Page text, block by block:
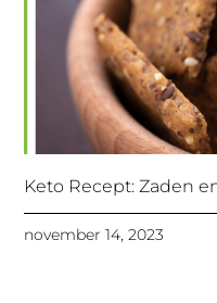
Keto Recept: Zaden
november 14, 2023